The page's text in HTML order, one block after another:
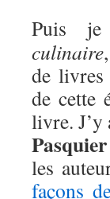
Puis
culinaire
de livres
de cette
livre. J’y
Pasquier
les
façons